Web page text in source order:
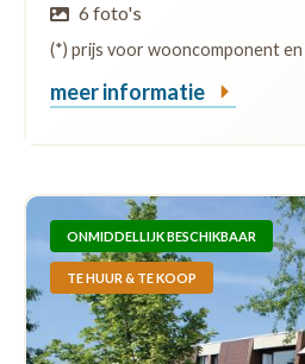
6 foto's
(*) prijs voor wooncomponent en
meer informatie
ONMIDDELLIJK BESCHIKBAAR
TE HUUR & TE KOOP